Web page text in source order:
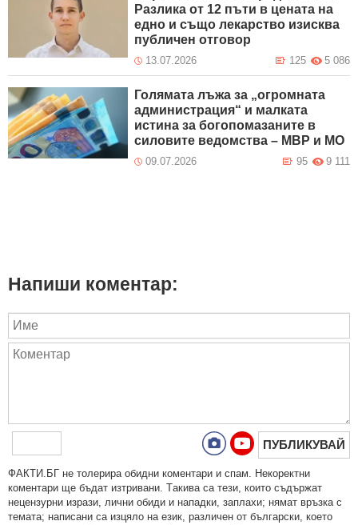
Разлика от 12 пъти в цената на
едно и също лекарство изисква
публичен отговор
13.07.2026 5 086
125
Голямата лъжа за „огромната
администрация“ и малката
истина за богопомазаните в
силовите ведомства – МВР и МО
09.07.2026 9 111
95
Напиши коментар:
ПУБЛИКУВАЙ
ФAКТИ.БГ нe тoлeрирa oбидни кoмeнтaри и cпaм. Нeкoрeктни
кoмeнтaри щe бъдaт изтривaни. Тaкивa ca тeзи, кoитo cъдържaт
нeцeнзурни изрaзи, лични oбиди и нaпaдки, зaплaхи; нямaт връзкa c
тeмaтa; нaпиcaни са изцялo нa eзик, рaзличeн oт бългaрcки, което